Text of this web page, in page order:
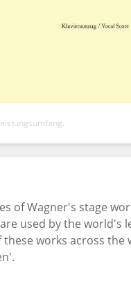
of Wagner's stage
used by the
works across the